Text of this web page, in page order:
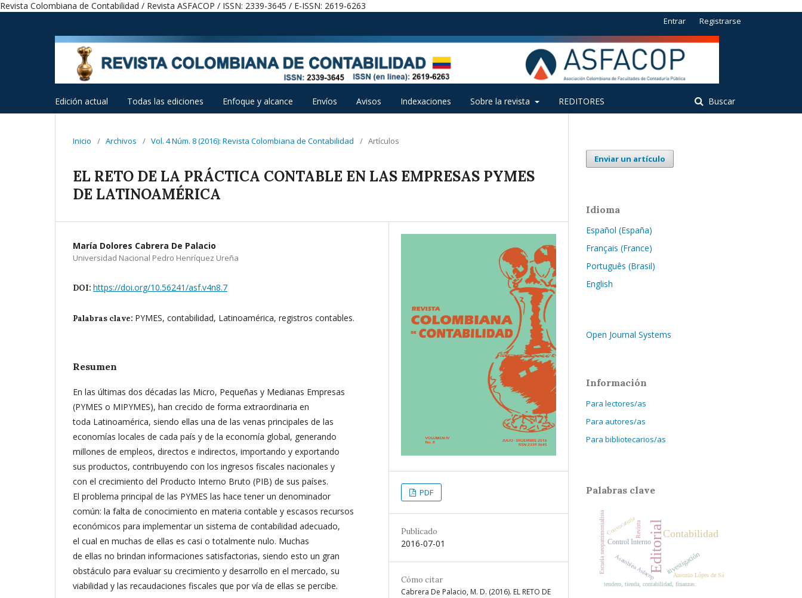
Revista Colombiana de Contabilidad / Revista ASFACOP / ISSN: 2339-3645 / E-ISSN: 2619-6263
Edición actual Todas las ediciones Enfoque y alcance Envíos Avisos Indexaciones Sobre la revista REDITORES Buscar
Entrar Registrarse
Inicio / Archivos / Vol. 4 Núm. 8 (2016): Revista Colombiana de Contabilidad / Artículos
EL RETO DE LA PRÁCTICA CONTABLE EN LAS EMPRESAS PYMES
DE LATINOAMÉRICA
María Dolores Cabrera De Palacio
Universidad Nacional Pedro Henríquez Ureña
DOI: https://doi.org/10.56241/asf.v4n8.7
Palabras clave: PYMES, contabilidad, Latinoamérica, registros contables.
Resumen
En las últimas dos décadas las Micro, Pequeñas y Medianas Empresas
(PYMES o MIPYMES), han crecido de forma extraordinaria en
toda Latinoamérica, siendo ellas una de las venas principales de las
economías locales de cada país y de la economía global, generando
millones de empleos, directos e indirectos, importando y exportando
sus productos, contribuyendo con los ingresos fiscales nacionales y
con el crecimiento del Producto Interno Bruto (PIB) de sus países.
El problema principal de las PYMES las hace tener un denominador
común: la falta de conocimiento en materia contable y escasos recursos
económicos para implementar un sistema de contabilidad adecuado,
el cual en muchas de ellas es casi o totalmente nulo. Muchas
de ellas no brindan informaciones satisfactorias, siendo esto un gran
obstáculo para evaluar su crecimiento y desarrollo en el mercado, su
viabilidad y las recaudaciones fiscales que por vía de ellas se percibe.
PDF
Publicado
2016-07-01
Cómo citar
Cabrera De Palacio, M. D. (2016). EL RETO DE
Enviar un artículo
Idioma
Español (España)
Français (France)
Português (Brasil)
English
Open Journal Systems
Información
Para lectores/as
Para autores/as
Para bibliotecarios/as
Palabras clave
EditorialContabilidad
Control Interno
investigación
Escuela neopatrimonialista
Antonio Lópes de Sá
Asamblea Asfacop
tendero, tienda, contabilidad, finanzas.
Revista
Convocatoria